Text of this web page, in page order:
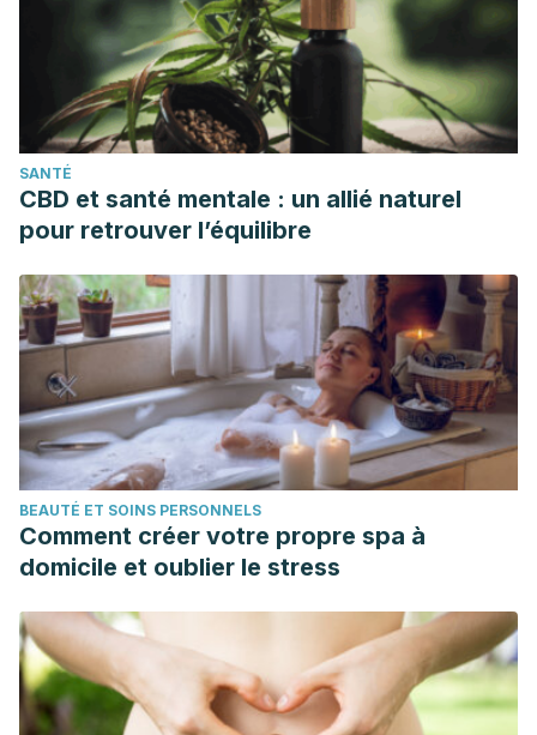
García E, Hernández E, De Paula CD, Tatis HA.
Caracterización bromatologíca de la berenjena (Solanum
melongenaL.) en el Departamento de Córdoba. Temas
Agrarios 2003; 8 (1): 27-32.
Rodríguez G. Ácido fólico y vitamina B12 en la nutrición
humana. Revista Cubana de Alimentación y Nutrición 1998;
Das S, Raychaudhuri U, Falchi M, Bertelli A, Braga PC, Das
DK. Cardioprotective properties of raw and cooked
eggplant (Solanum melongena L). Food Funct. 2011
Jul;2(7):395-9. doi: 10.1039/c1fo10048c. Epub 2011 Jun 10.
PMID: 21894326.
Sukprasansap M, Sridonpai P, Phiboonchaiyanan PP.
Eggplant fruits protect against DNA damage and mutations.
Mutat Res. 2019 Jan;813:39-45. doi:
10.1016/j.mrfmmm.2018.12.004. Epub 2018 Dec 21. PMID:
SANTÉ
CBD et santé mentale : un allié naturel
pour retrouver l’équilibre
BEAUTÉ ET SOINS PERSONNELS
Comment créer votre propre spa à
domicile et oublier le stress